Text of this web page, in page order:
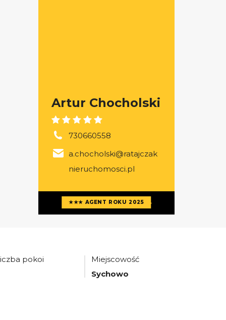
★★★ AGENT ROKU 2025
Artur Chocholski
730660558
a.chocholski@ratajczak
nieruchomosci.pl
Więcej ofertagenta
pokoi
Miejscowość
Sychowo